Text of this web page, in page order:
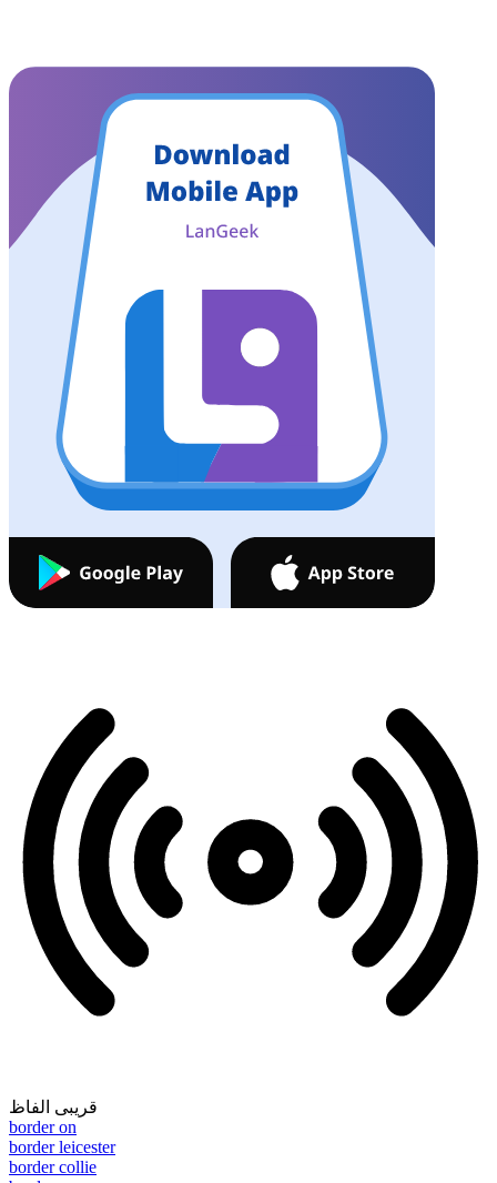
قریبی الفاظ
border on
border leicester
border collie